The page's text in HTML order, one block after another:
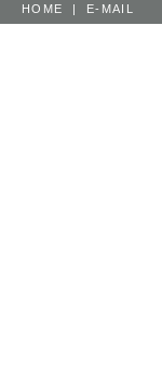
HOME | E-MAIL